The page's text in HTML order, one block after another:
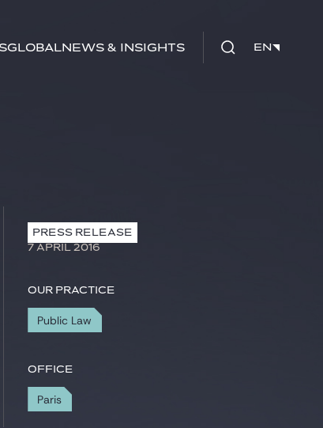
GlobalNews & Insights EN
EN
PRESS RELEASE
7 APRIL 2016
Our practice
Public Law
Office
Paris